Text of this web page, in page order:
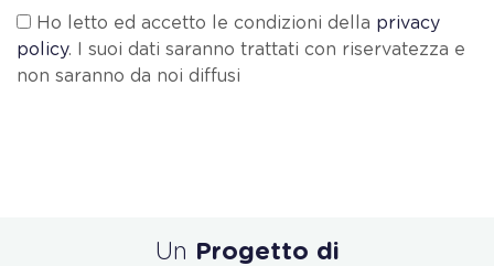
Ho letto ed accetto le condizioni della privacy
policy. I suoi dati saranno trattati con riservatezza e
non saranno da noi diffusi
Un Progetto di